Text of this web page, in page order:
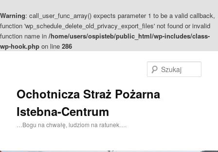
Warning: call_user_func_array() expects parameter 1 to be a valid callback,
function 'wp_schedule_delete_old_privacy_export_files' not found or invalid
function name in /home/users/ospisteb/public_html/wp-includes/class-
wp-hook.php on line 286
Ochotnicza Straż Pożarna
Istebna-Centrum
…Bogu na chwałę, ludziom na ratunek….